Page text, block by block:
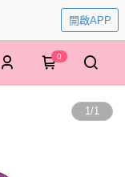
開啟APP
0
1/1